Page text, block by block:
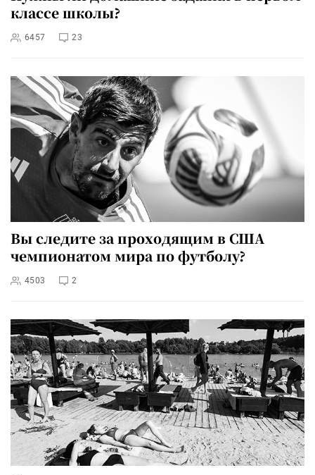
классе школы?
6457 23
Вы следите за проходящим в США
чемпионатом мира по футболу?
4503 2